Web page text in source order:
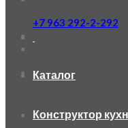
+7 963 292-2-292
Каталог
Конструктор